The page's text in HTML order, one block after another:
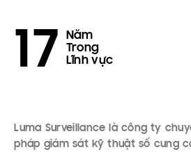
17
Năm
Trong
Lĩnh vực
Luma Surveillance là công ty
pháp giám sát kỹ thuật số cung